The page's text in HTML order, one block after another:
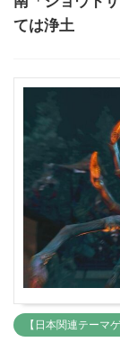
ては浄土
【日本関連テーマ